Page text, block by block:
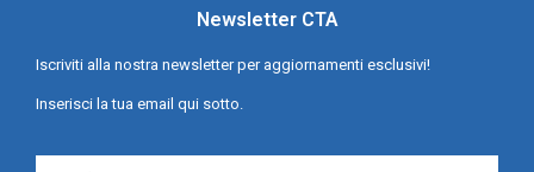
Newsletter CTA
Iscriviti alla nostra newsletter per aggiornamenti esclusivi!
Inserisci la tua email qui sotto.